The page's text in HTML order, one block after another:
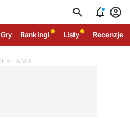
  
Gry Rankingi Listy Recenzje